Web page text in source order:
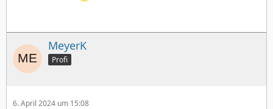
MeyerK
Profi
6. April 2024 um 15:08